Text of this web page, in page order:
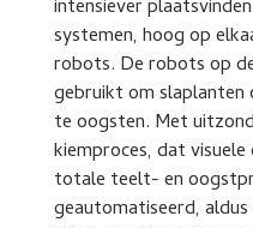
intensiever
systemen, hoog op
robots. De robots op
gebruikt om
te oogsten. Met
kiemproces, dat
totale teelt- en
geautomatiseerd,